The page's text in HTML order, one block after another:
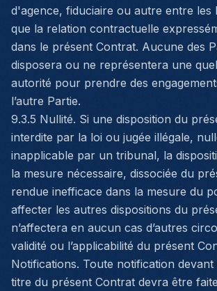
d'agence, fiduciaire ou autre entre les
que la relation contractuelle
dans le présent Contrat. Aucune des
disposera ou ne représentera une
autorité pour prendre des
l’autre Partie.
9.3.5 Nullité. Si une disposition du
interdite par la loi ou jugée illégale,
inapplicable par un tribunal, la
la mesure nécessaire, dissociée du
rendue inefficace dans la mesure du
affecter les autres dispositions du
n’affectera en aucun cas d’autres
validité ou l’applicabilité du présent
Notifications. Toute notification
titre du présent Contrat devra être